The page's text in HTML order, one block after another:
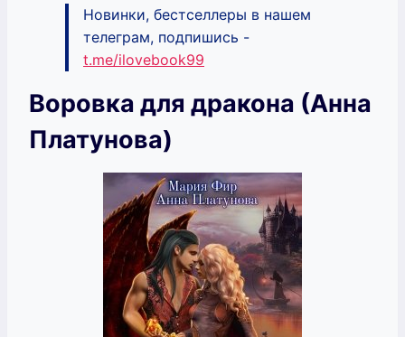
Новинки, бестселлеры в нашем
телеграм, подпишись -
t.me/ilovebook99
Воровка для дракона (Анна
Платунова)